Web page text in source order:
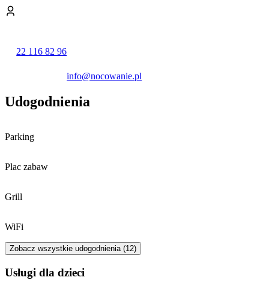
22 116 82 96
info@nocowanie.pl
Udogodnienia
Parking
Plac zabaw
Grill
WiFi
Zobacz wszystkie udogodnienia (12)
usługi dla dzieci